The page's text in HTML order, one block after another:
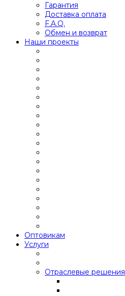
Гарантия
Доставка оплата
F.A.Q.
Обмен и возврат
Наши проекты
Оптовикам
Услуги
Отраслевые решения